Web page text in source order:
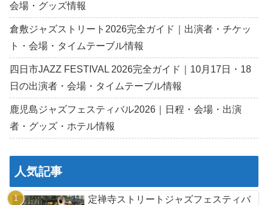
会場・グッズ情報
倉敷ジャズストリート2026完全ガイド｜出演者・チケッ
ト・会場・タイムテーブル情報
四日市JAZZ FESTIVAL 2026完全ガイド｜10月17日・18
日の出演者・会場・タイムテーブル情報
鹿児島ジャズフェスティバル2026｜日程・会場・出演
者・グッズ・ホテル情報
人気記事
定禅寺ストリートジャズフェスティバ